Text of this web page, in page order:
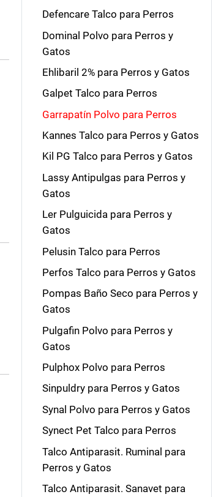
Defencare Talco para Perros
Dominal Polvo para Perros y
Gatos
Ehlibaril 2% para Perros y Gatos
Galpet Talco para Perros
Garrapatín Polvo para Perros
Kannes Talco para Perros y Gatos
Kil PG Talco para Perros y Gatos
Lassy Antipulgas para Perros y
Gatos
Ler Pulguicida para Perros y
Gatos
Pelusin Talco para Perros
Perfos Talco para Perros y Gatos
Pompas Baño Seco para Perros y
Gatos
Pulgafin Polvo para Perros y
Gatos
Pulphox Polvo para Perros
Sinpuldry para Perros y Gatos
Synal Polvo para Perros y Gatos
Synect Pet Talco para Perros
Talco Antiparasit. Ruminal para
Perros y Gatos
Talco Antiparasit. Sanavet para